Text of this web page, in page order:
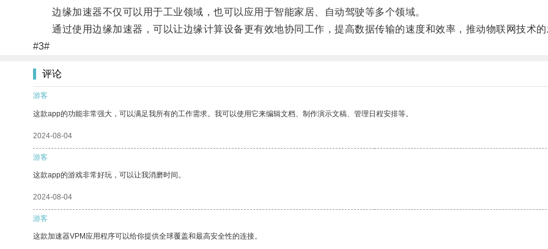
边缘加速器不仅可以用于工业领域，也可以应用于智能家居、自动驾驶等多个领域。
通过使用边缘加速器，可以让边缘计算设备更有效地协同工作，提高数据传输的速度和效率，推动物联网技术的
#3#
评论
游客
这款app的功能非常强大，可以满足我所有的工作需求。我可以使用它来编辑文档、制作演示文稿、管理日程安排等。
2024-08-04
游客
这款app的游戏非常好玩，可以让我消磨时间。
2024-08-04
游客
这款加速器VPM应用程序可以给你提供全球覆盖和最高安全性的连接。